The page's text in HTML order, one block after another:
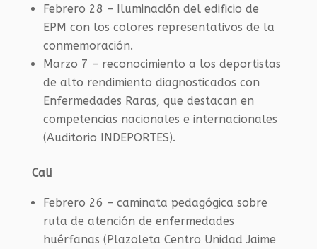
Febrero 28 – Iluminación del edificio de
EPM con los colores representativos de la
conmemoración.
Marzo 7 – reconocimiento a los deportistas
de alto rendimiento diagnosticados con
Enfermedades Raras, que destacan en
competencias nacionales e internacionales
(Auditorio INDEPORTES).
Cali
Febrero 26 – caminata pedagógica sobre
ruta de atención de enfermedades
huérfanas (Plazoleta Centro Unidad Jaime